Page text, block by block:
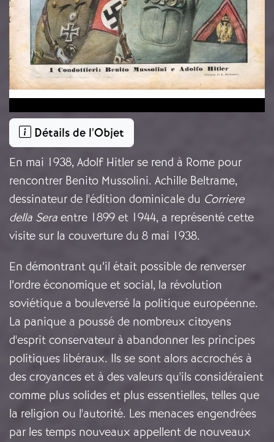
Détails de l'Objet
En mai 1938, Adolf Hitler se rend à Rome pour
rencontrer Benito Mussolini. Achille Beltrame,
dessinateur de l'édition dominicale du Corriere
della Sera entre 1899 et 1944, a représenté cette
visite sur la couverture du 8 mai 1938.
En démontrant qu’il était possible de renverser
l’ordre économique et social, la révolution
soviétique a bouleversé la politique européenne.
La panique a poussé de nombreux citoyens
d'esprit conservateur à abandonner les principes
politiques libéraux. Ils se sont alors accrochés à
des croyances et à des valeurs qu'ils considéraient
comme plus solides et plus essentielles, telles que
la religion ou l'autorité. Les menaces engendrées
par les temps nouveaux appellent de nouveaux